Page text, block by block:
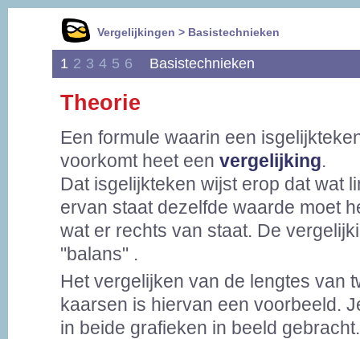
Vergelijkingen > Basistechnieken
1 2 3 4 5 6 Basistechnieken
Theorie
Een formule waarin een
voorkomt heet een vergelijking.
Dat isgelijkteken wijst erop dat wat
ervan staat dezelfde waarde moet
wat er rechts van staat. De
"balans" .
Het vergelijken van de lengtes van
kaarsen is hiervan een voorbeeld.
in beide grafieken in beeld gebracht.